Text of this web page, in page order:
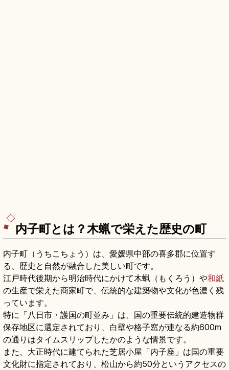
内子町とは？木蝋で栄えた歴史の町
内子町（うちこちょう）は、愛媛県中部の喜多郡に位置す
る、歴史と自然が融合した美しい町です。
江戸時代後期から明治時代にかけて木蝋（もくろう）や和紙
の生産で栄えた商家町で、伝統的な建築物や文化が色濃く残
っています。
特に「八日市・護国の町並み」は、国の重要伝統的建造物群
保存地区に選定されており、白壁や格子窓が連なる約600m
の通りはタイムスリップしたかのような情景です。
また、大正時代に建てられた芝居小屋「内子座」は国の重要
文化財に指定されており、松山から約50分というアクセスの